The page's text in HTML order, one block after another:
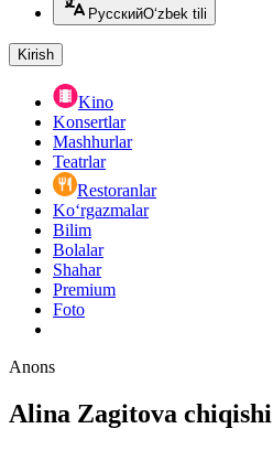
РусскийO‘zbek tili
Kirish
Kino
Konsertlar
Mashhurlar
Teatrlar
Restoranlar
Ko‘rgazmalar
Bilim
Bolalar
Shahar
Premium
Foto
Anons
Alina Zagitova chiqishi